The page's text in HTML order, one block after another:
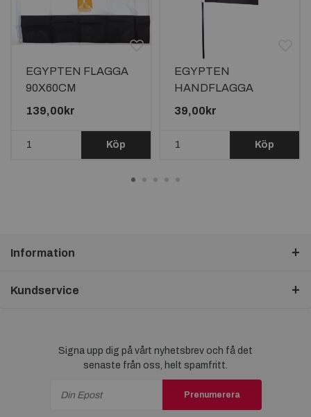
EGYPTEN FLAGGA
90X60CM
139,00kr
Köp
EGYPTEN
HANDFLAGGA
15X10CM
39,00kr
Köp
Information
Kundservice
Signa upp dig på vårt nyhetsbrev och få det
senaste från oss, helt spamfritt.
Prenumerera